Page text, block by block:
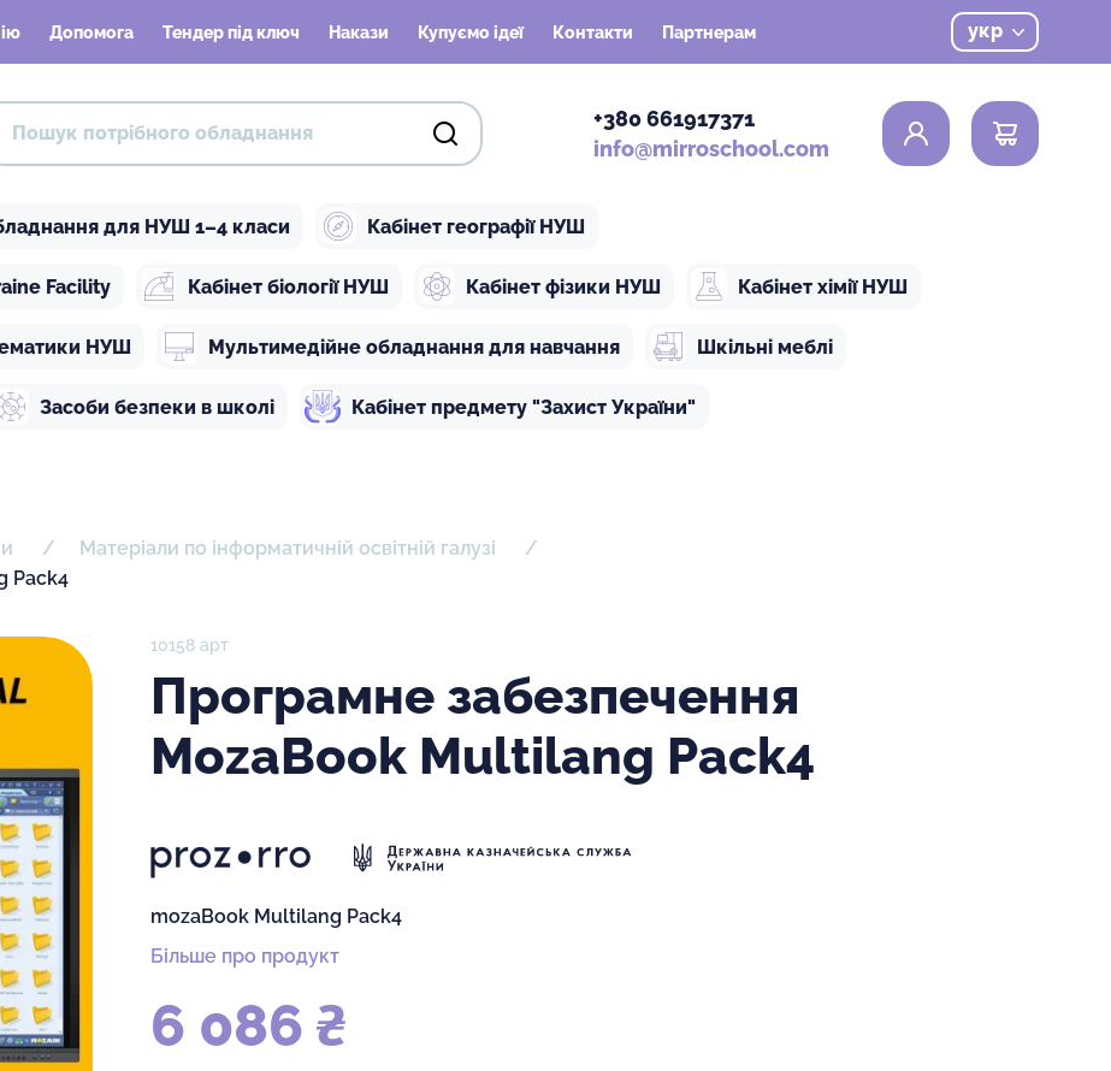
Допомога Тендер під ключ Накази Купуємо ідеї Контакти Партнерам укр
+380 661917371
info@mirroschool.com
0
для НУШ 1–4 класи Кабінет географії НУШ
Facility Кабінет біології НУШ Кабінет фізики НУШ Кабінет хімії НУШ
НУШ Мультимедійне обладнання для навчання Шкільні меблі
Засоби безпеки в школі Кабінет предмету "Захист України"
Матеріали по інформатичній освітній галузі
Pack4
10158 арт
Програмне забезпечення
MozaBook Multilang Pack4
mozaBook Multilang Pack4
Більше про продукт
6 086 ₴